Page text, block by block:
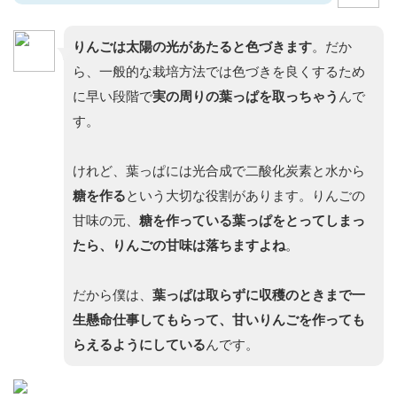
りんごは太陽の光があたると色づきます。だか
ら、一般的な栽培方法では色づきを良くするため
に早い段階で実の周りの葉っぱを取っちゃう んで
す。
けれど、葉っぱには光合成で二酸化炭素と水から
糖を作るという大切な役割があります。りんごの
甘味の元、 糖を作っている葉っぱをとってしまっ
たら、りんごの甘味は落ちますよね。
だから僕は、 葉っぱは取らずに収穫のときまで一
生懸命仕事してもらって、甘いりんごを作っても
らえるようにしているんです。